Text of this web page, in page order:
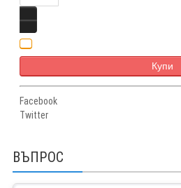
Купи
Facebook
Twitter
ВЪПРОС